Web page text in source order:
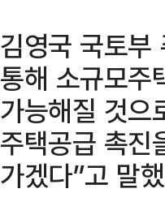
김영국 국토부
통해 소규모주
가능해질 것으
주택공급 촉진
가겠다”고 말